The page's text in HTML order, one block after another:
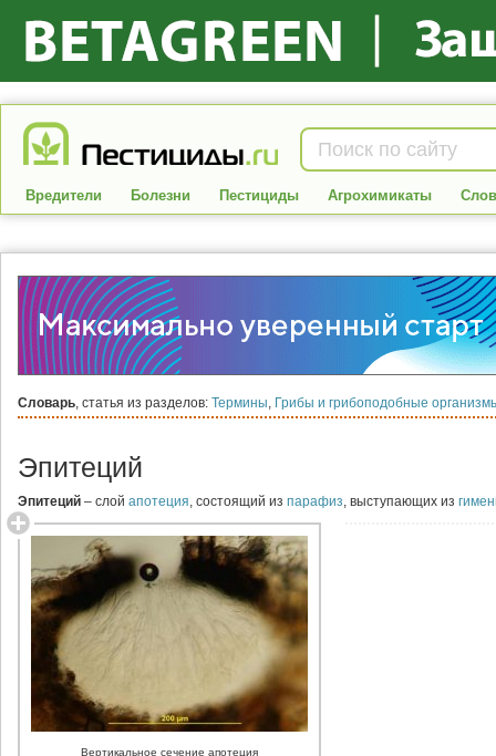
Вредители Болезни Пестициды Агрохимикаты
Словарь, статья из разделов: Термины, Грибы и грибоподобные
Эпитеций
Эпитеций – слой апотеция, состоящий из парафиз, выступающих из
Вертикальное сечение апотеция